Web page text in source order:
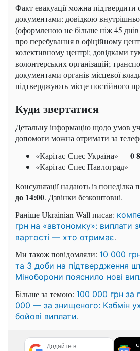
Факт евакуації можна підтвердити
документами: довідкою
(оформленою не більше ніж 45
про перебування в офіційному
колективному центрі; довідками
волонтерських організацій;
документами органів місцевої
підтверджують місце постійного
Куди звертатися
Детальну інформацію щодо умов
допомоги можна отримати за
«Карітас-Спес Україна» —0
«Карітас-Спес Павлоград» —
Консультації надають із
до 14:00. Дзвінки безкоштовні.
Раніше Ukrainian Wall писав:
грн на «автономку»: виплати
вартості — хто отримає.
Ми також повідомляли: 10 000
та 3 доби на підтвердження
Міноборони пояснило нові
Більше за темою: 100 000 грн за
000 — за знищеного: Кабмін
бойові виплати.
Додайте в